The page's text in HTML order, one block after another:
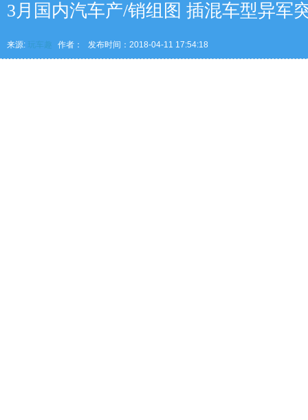
3月国内汽车产/销组图 插混车型异军
来源: 玩车趣 作者： 发布时间：2018-04-11 17:54:18